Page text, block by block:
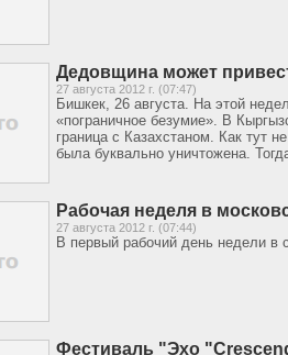
Дедовщина может
27 августа 2012 г. (07:47)
Бишкек, 26 августа. На этой
«пограничное безумие». В
граница с Казахстаном. Как тут
была буквально уничтожена.
Рабочая неделя в
27 августа 2012 г. (07:44)
В первый рабочий день недели в
Фестиваль "Эхо